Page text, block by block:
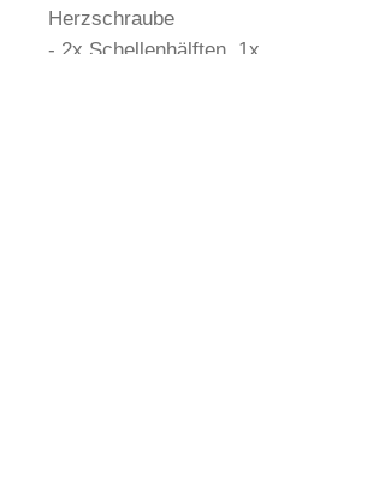
Herzschraube
- 2x Schellenhälften, 1x